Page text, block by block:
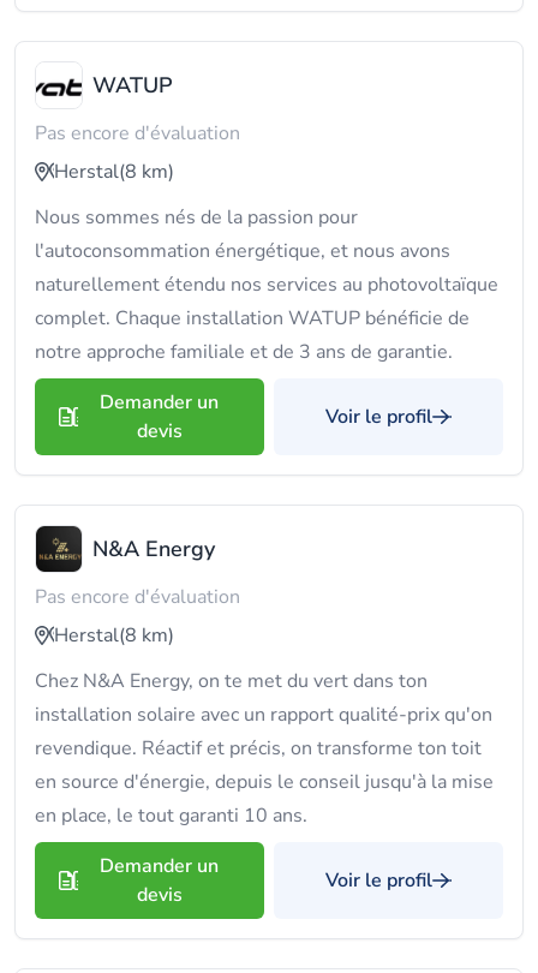
WATUP
Pas encore d'évaluation
Herstal(8 km)
Nous sommes nés de la passion pour
l'autoconsommation énergétique, et nous avons
naturellement étendu nos services au photovoltaïque
complet. Chaque installation WATUP bénéficie de
notre approche familiale et de 3 ans de garantie.
Demander un
devis
Voir le profil
N&A Energy
Pas encore d'évaluation
Herstal(8 km)
Chez N&A Energy, on te met du vert dans ton
installation solaire avec un rapport qualité-prix qu'on
revendique. Réactif et précis, on transforme ton toit
en source d'énergie, depuis le conseil jusqu'à la mise
en place, le tout garanti 10 ans.
Demander un
devis
Voir le profil